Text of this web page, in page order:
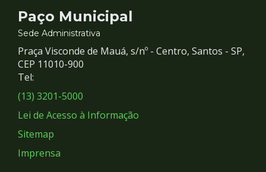
Contato
e
Redes
Sociais
Paço Municipal
Sede Administrativa
Praça Visconde de Mauá, s/nº - Centro, Santos - SP,
CEP 11010-900
Tel:
(13) 3201-5000
Lei de Acesso à Informação
Sitemap
Imprensa